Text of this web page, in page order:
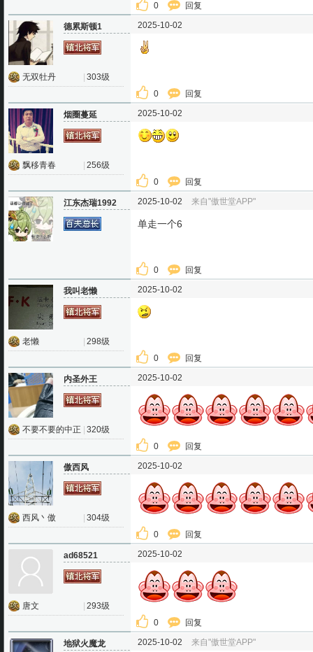
0 回复
德累斯顿1
无双牡丹 303级
2025-10-02
0 回复
烟圈蔓延
飘移青春 256级
2025-10-02
0 回复
江东杰瑞1992 2025-10-02 来自"傲世堂APP"
单走一个6
0 回复
我叫老懒
老懒 298级
2025-10-02
0 回复
内圣外王
不要不要的中正 320级
2025-10-02
0 回复
傲西风
西风丶傲 304级
2025-10-02
0 回复
ad68521
唐文 293级
2025-10-02
0 回复
地狱火魔龙 2025-10-02 来自"傲世堂APP"